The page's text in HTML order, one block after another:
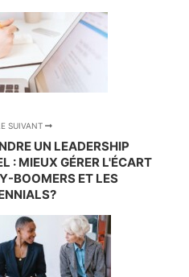
SUIVANT
UN LEADERSHIP
: MIEUX GÉRER L'ÉCART
BOOMERS ET LES